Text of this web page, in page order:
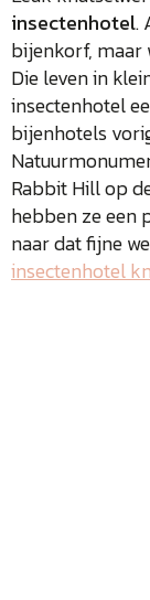
insectenhotel.
bijenkorf, maar
Die leven in
insectenhotel
bijenhotels
Rabbit Hill op
hebben ze een
naar dat fijne
insectenhotel